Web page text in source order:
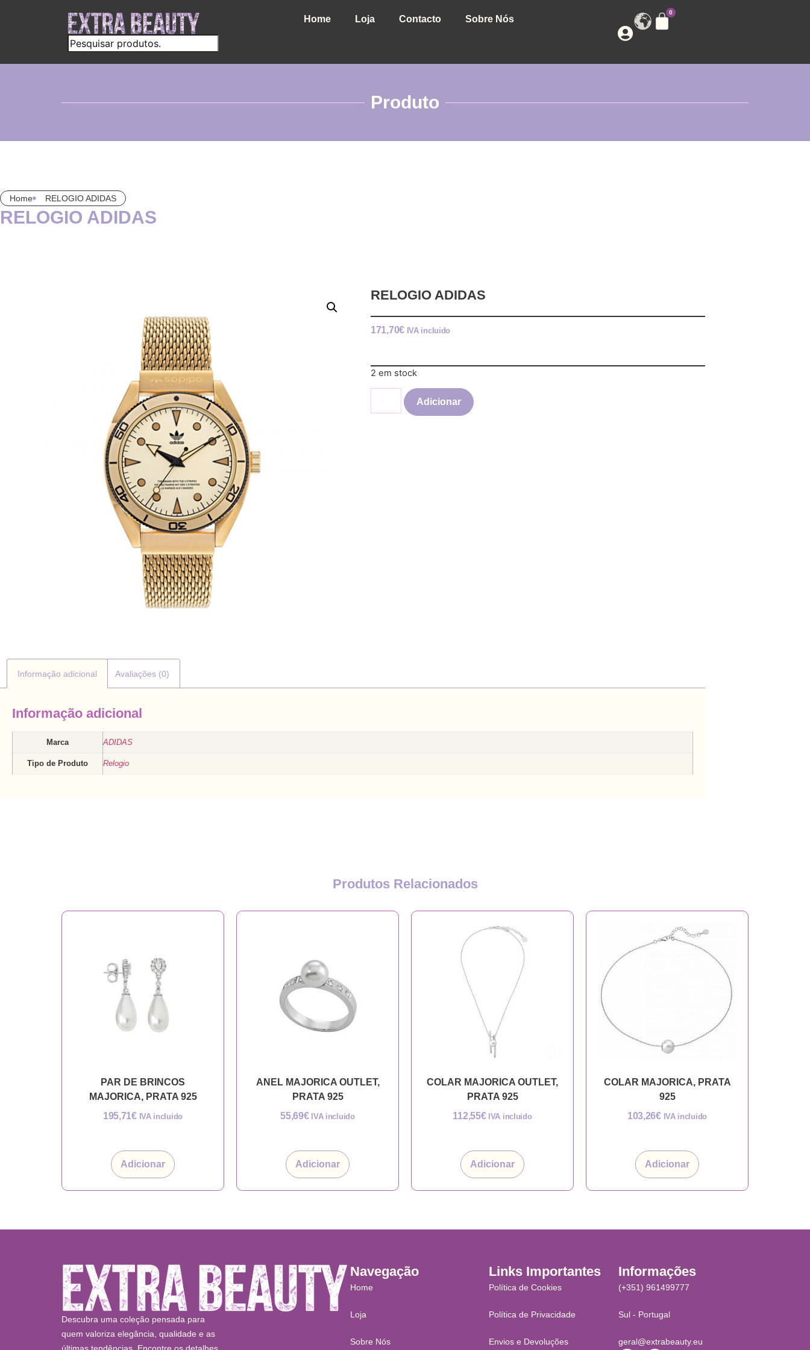
Home Loja Contacto Sobre Nós
Produto
Home RELOGIO ADIDAS
RELOGIO ADIDAS
RELOGIO ADIDAS
171,70€ IVA incluido
2 em stock
Adicionar
Informação adicional Avaliações (0)
Informação adicional
Marca ADIDAS
Tipo de Produto Relogio
Produtos Relacionados
PAR DE BRINCOS
MAJORICA, PRATA 925
195,71€ IVA incluido
Adicionar
ANEL MAJORICA OUTLET,
PRATA 925
55,69€ IVA incluido
Adicionar
COLAR MAJORICA OUTLET,
PRATA 925
112,55€ IVA incluido
Adicionar
COLAR MAJORICA, PRATA
925
103,26€ IVA incluido
Adicionar
Descubra uma coleção pensada para
quem valoriza elegância, qualidade e as
Navegação
Home
Loja
Sobre Nós
Links Importantes
Política de Cookies
Política de Privacidade
Envios e Devoluções
Informações
(+351) 961499777
Sul - Portugal
geral@extrabeauty.eu